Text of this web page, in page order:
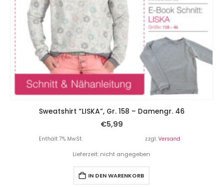
Sweatshirt “LISKA”, Gr. 158 – Damengr. 46
€5,99
Enthält 7% MwSt. zzgl. Versand
Lieferzeit: nicht angegeben
IN DEN WARENKORB